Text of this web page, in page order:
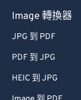
Image 轉換器
JPG 到 PDF
PDF 到 JPG
HEIC 到 JPG